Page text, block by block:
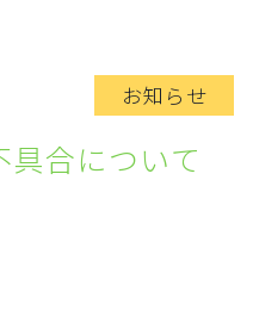
お知らせ
合について